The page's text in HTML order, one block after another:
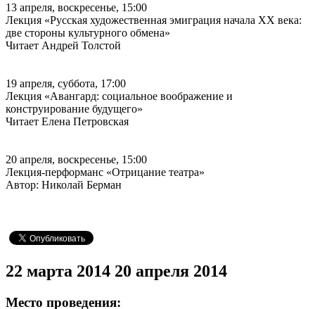
13 апреля, воскресенье, 15:00
Лекция «Русская художественная эмиграция начала ХХ века:
две стороны культурного обмена»
Читает Андрей Толстой
19 апреля, суббота, 17:00
Лекция «Авангард: социальное воображение и
конструирование будущего»
Читает Елена Петровская
20 апреля, воскресенье, 15:00
Лекция-перформанс «Отрицание театра»
Автор: Николай Берман
22 марта 2014 20 апреля 2014
Место проведения: